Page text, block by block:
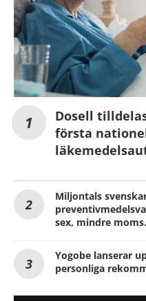
Dosell
första
Miljontals
sex, mindre moms.
Yogobe lanserar
personliga